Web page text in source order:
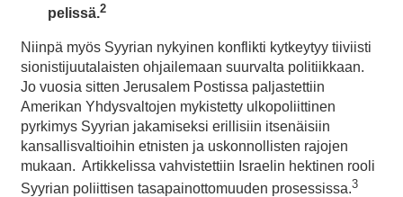
pelissä.2
Niinpä myös Syyrian nykyinen konflikti kytkeytyy tiiviisti
sionistijuutalaisten ohjailemaan suurvalta politiikkaan.
Jo vuosia sitten Jerusalem Postissa paljastettiin
Amerikan Yhdysvaltojen mykistetty ulkopoliittinen
pyrkimys Syyrian jakamiseksi erillisiin itsenäisiin
kansallisvaltioihin etnisten ja uskonnollisten rajojen
mukaan. Artikkelissa vahvistettiin Israelin hektinen rooli
Syyrian poliittisen tasapainottomuuden prosessissa.3